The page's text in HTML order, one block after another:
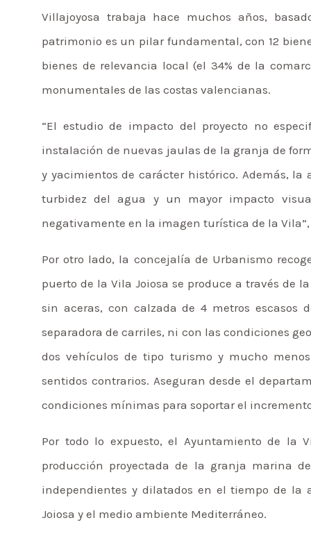
Villajoyosa trabaja hace muchos años,
patrimonio es un pilar fundamental, con 12
bienes de relevancia local (el 34% de la
monumentales de las costas valencianas.
“El estudio de impacto del proyecto no
instalación de nuevas jaulas de la granja de
y yacimientos de carácter histórico. Además,
turbidez del agua y un mayor impacto
negativamente en la imagen turística de la
Por otro lado, la concejalía de Urbanismo
puerto de la Vila Joiosa se produce a través
sin aceras, con calzada de 4 metros
separadora de carriles, ni con las condiciones
dos vehículos de tipo turismo y mucho
sentidos contrarios. Aseguran desde el
condiciones mínimas para soportar el
Por todo lo expuesto, el Ayuntamiento de la
producción proyectada de la granja marina
independientes y dilatados en el tiempo de
Joiosa y el medio ambiente Mediterráneo.